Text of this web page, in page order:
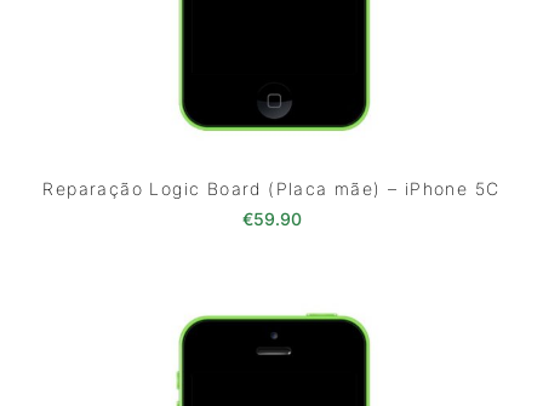
Reparação Logic Board (Placa mãe) – iPhone 5C
€59.90